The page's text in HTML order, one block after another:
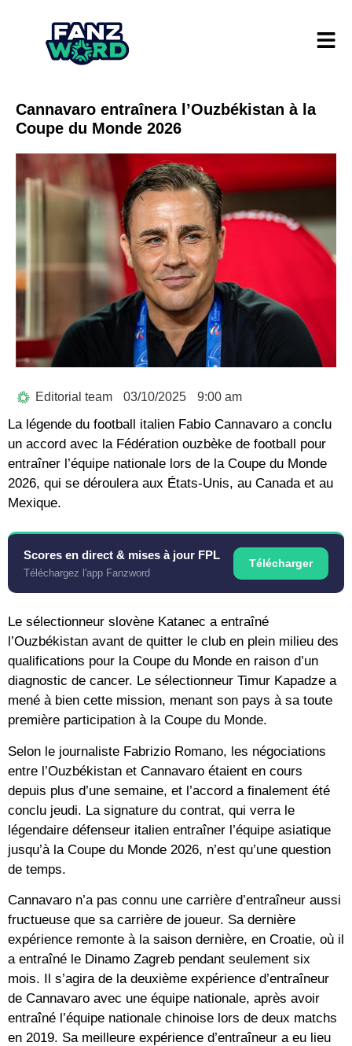
Cannavaro entraînera l’Ouzbékistan à la
Coupe du Monde 2026
Editorial team 03/10/2025 9:00 am
La légende du football italien Fabio Cannavaro a conclu
un accord avec la Fédération ouzbèke de football pour
entraîner l’équipe nationale lors de la Coupe du Monde
2026, qui se déroulera aux États-Unis, au Canada et au
Mexique.
Scores en direct & mises à jour FPL
Téléchargez l'app Fanzword
Télécharger
Le sélectionneur slovène Katanec a entraîné
l’Ouzbékistan avant de quitter le club en plein milieu des
qualifications pour la Coupe du Monde en raison d’un
diagnostic de cancer. Le sélectionneur Timur Kapadze a
mené à bien cette mission, menant son pays à sa toute
première participation à la Coupe du Monde.
Selon le journaliste Fabrizio Romano, les négociations
entre l’Ouzbékistan et Cannavaro étaient en cours
depuis plus d’une semaine, et l’accord a finalement été
conclu jeudi. La signature du contrat, qui verra le
légendaire défenseur italien entraîner l’équipe asiatique
jusqu’à la Coupe du Monde 2026, n’est qu’une question
de temps.
Cannavaro n’a pas connu une carrière d’entraîneur aussi
fructueuse que sa carrière de joueur. Sa dernière
expérience remonte à la saison dernière, en Croatie, où il
a entraîné le Dinamo Zagreb pendant seulement six
mois. Il s’agira de la deuxième expérience d’entraîneur
de Cannavaro avec une équipe nationale, après avoir
entraîné l’équipe nationale chinoise lors de deux matchs
en 2019. Sa meilleure expérience d’entraîneur a eu lieu